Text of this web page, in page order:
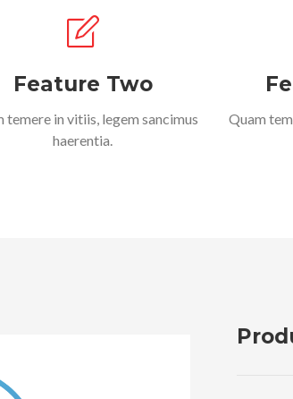
Feature Two
temere in vitiis, legem sancimus
haerentia.
Quam